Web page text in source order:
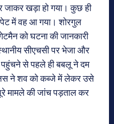
खड़ा हो गया। कुछ ही
में वह आ गया। शोरगुल
को घटना की जानकारी
सीएचसी पर भेजा और
से पहले ही बबलू ने दम
ने शव को कब्जे में लेकर उसे
मामले की जांच पड़ताल कर